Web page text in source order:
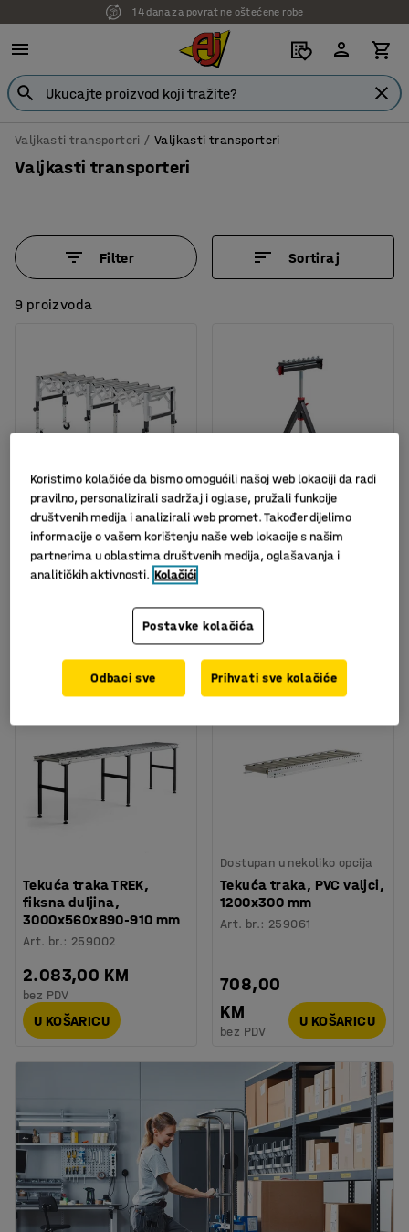
7 godina garancije
Valjkasti transporteri Valjkasti transporteri
Valjkasti transporteri
Filter Sortiraj
9 proizvoda
Valjkasta transportna
kolica:fleksibilna:velika
Art. br.:25901
U KOŠARICU
Potpora za transportna
valjkasta kolica
158,00
KM
bez PDV
Tekuća traka TREK,
fiksna duljina,
3000x560x890-910 mm
Art. br.: 259002
2.083,00 KM
bez PDV
U KOŠARICU
Dostupan u nekoliko opcija
Tekuća traka, PVC valjci,
1200x300 mm
Art. br.: 259061
708,00
KM
bez PDV
U KOŠARICU
Koristimo kolačiće da bismo omogućili našoj web lokaciji da radi
pravilno, personalizirali sadržaj i oglase, pružali funkcije
društvenih medija i analizirali web promet. Također dijelimo
informacije o vašem korištenju naše web lokacije s našim
partnerima u oblastima društvenih medija, oglašavanja i
analitičkih aktivnosti. Kolačići
Postavke kolačića
Odbaci sve Prihvati sve kolačiće